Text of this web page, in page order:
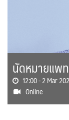
นัดหมายแพ
12:00 -2 Mar
Online